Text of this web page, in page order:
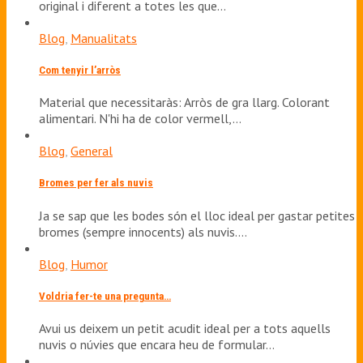
original i diferent a totes les que…
Blog Manualitats
Com tenyir l’arròs
Material que necessitaràs: Arròs de gra llarg. Colorant
alimentari. N'hi ha de color vermell,…
Blog, General
Bromes per fer als nuvis
Ja se sap que les bodes són el lloc ideal per gastar petites
bromes (sempre innocents) als nuvis.…
Blog Humor
Voldria fer-te una pregunta…
Avui us deixem un petit acudit ideal per a tots aquells
nuvis o núvies que encara heu de formular…